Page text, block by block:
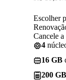
Escolher
Cancele
4
16 GB
200 GB